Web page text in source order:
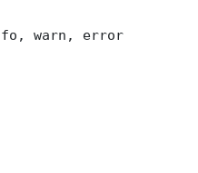
warn, error